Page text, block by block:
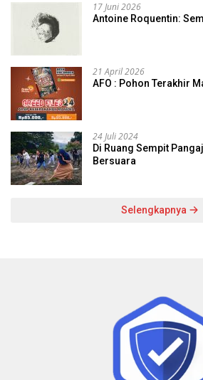
17 Juni 2026
Antoine Roquentin:
21 April 2026
AFO : Pohon Terakhir
24 Juli 2024
Di Ruang Sempit
Bersuara
Selengkapnya